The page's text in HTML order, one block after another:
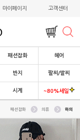
마이페이지 고객센터
패션잡화 헤어
반지 팔찌/발찌
시계 ~80%세일
패션잡화 의류 하의